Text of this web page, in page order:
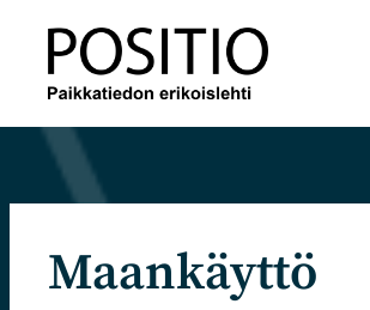
Maankäyttö